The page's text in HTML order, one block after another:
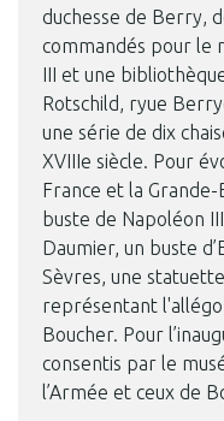
duchesse de Berry,
commandés pour le
III et une
Rotschild, ryue
une série de dix
XVIIIe siècle. Pour
France et la
buste de Napoléon
Daumier, un buste
Sèvres, une
représentant
Boucher. Pour
consentis par le
l’Armée et ceux de